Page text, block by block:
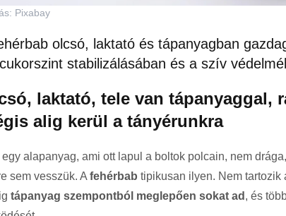
Pixabay
olcsó, laktató és tápanyagban
stabilizálásában és a szív
laktató, tele van tápanyaggal,
alig kerül a tányérunkra
egy alapanyag, ami ott lapul a boltok polcain, nem
sem vesszük. A fehérbab tipikusan ilyen. Nem tartozik
tápanyag szempontból meglepően sokat ad , és